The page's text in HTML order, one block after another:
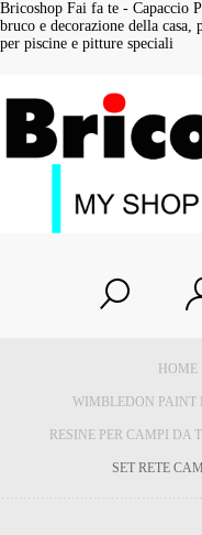
Bricoshop Fai fa te - Capaccio
bruco e decorazione della
per piscine e pitture speciali
HOME
WIMBLEDON PAINT
RESINE PER CAMPI DA
SET RETE